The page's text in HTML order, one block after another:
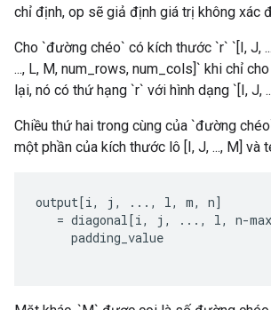
chỉ định, op sẽ giả định giá trị không xác
Cho `đường chéo` có kích thước `r` `[I, J,
..., L, M, num_rows, num_cols]` khi chỉ
lại, nó có thứ hạng `r` với hình dạng `[I, J,
Chiều thứ hai trong cùng của `đường
một phần của kích thước lô [I, J, ..., M] và
output[i, j , ..., l, m, n]
= diagonal[i, j , ..., l, n-max
padding_value